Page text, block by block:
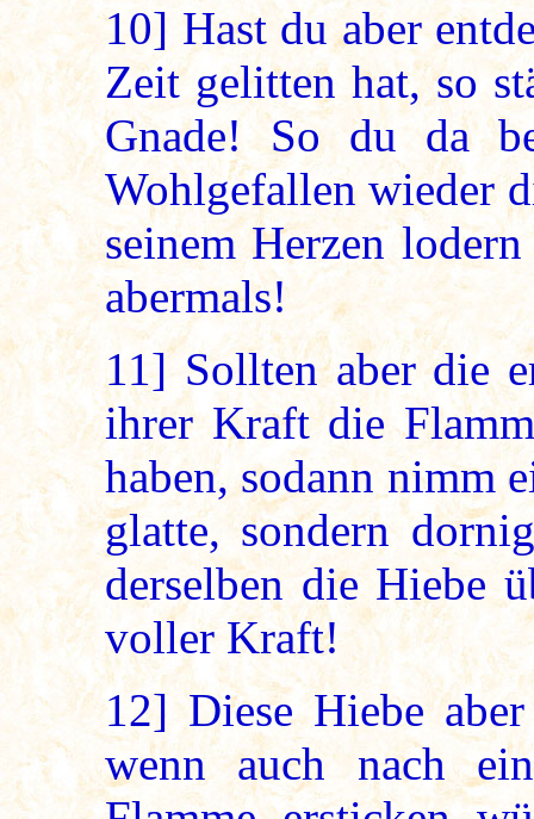
10] Hast du aber
Zeit gelitten hat, so
Gnade! So du da
Wohlgefallen wieder
seinem Herzen
abermals!
11]Sollten aber die
ihrer Kraft die
haben, sodann nimm
glatte, sondern
derselben die Hiebe
voller Kraft!
12] Diese Hiebe
wenn auch nach